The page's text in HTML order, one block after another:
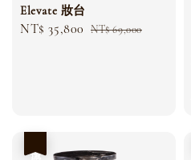
Elevate 妝台
Sale
NT$ 35,800 Regular
NT$ 69,000